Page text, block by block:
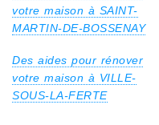
votre maison à SAINT-
MARTIN-DE-BOSSENAY
Des aides pour rénover
votre maison à VILLE-
SOUS-LA-FERTE